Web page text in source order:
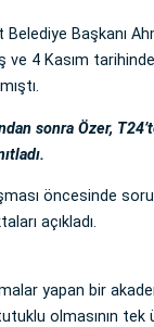
Başkanı
ve 4 Kasım
sonra Özer,
öncesinde
açıkladı.
yapan bir
olmasının tek